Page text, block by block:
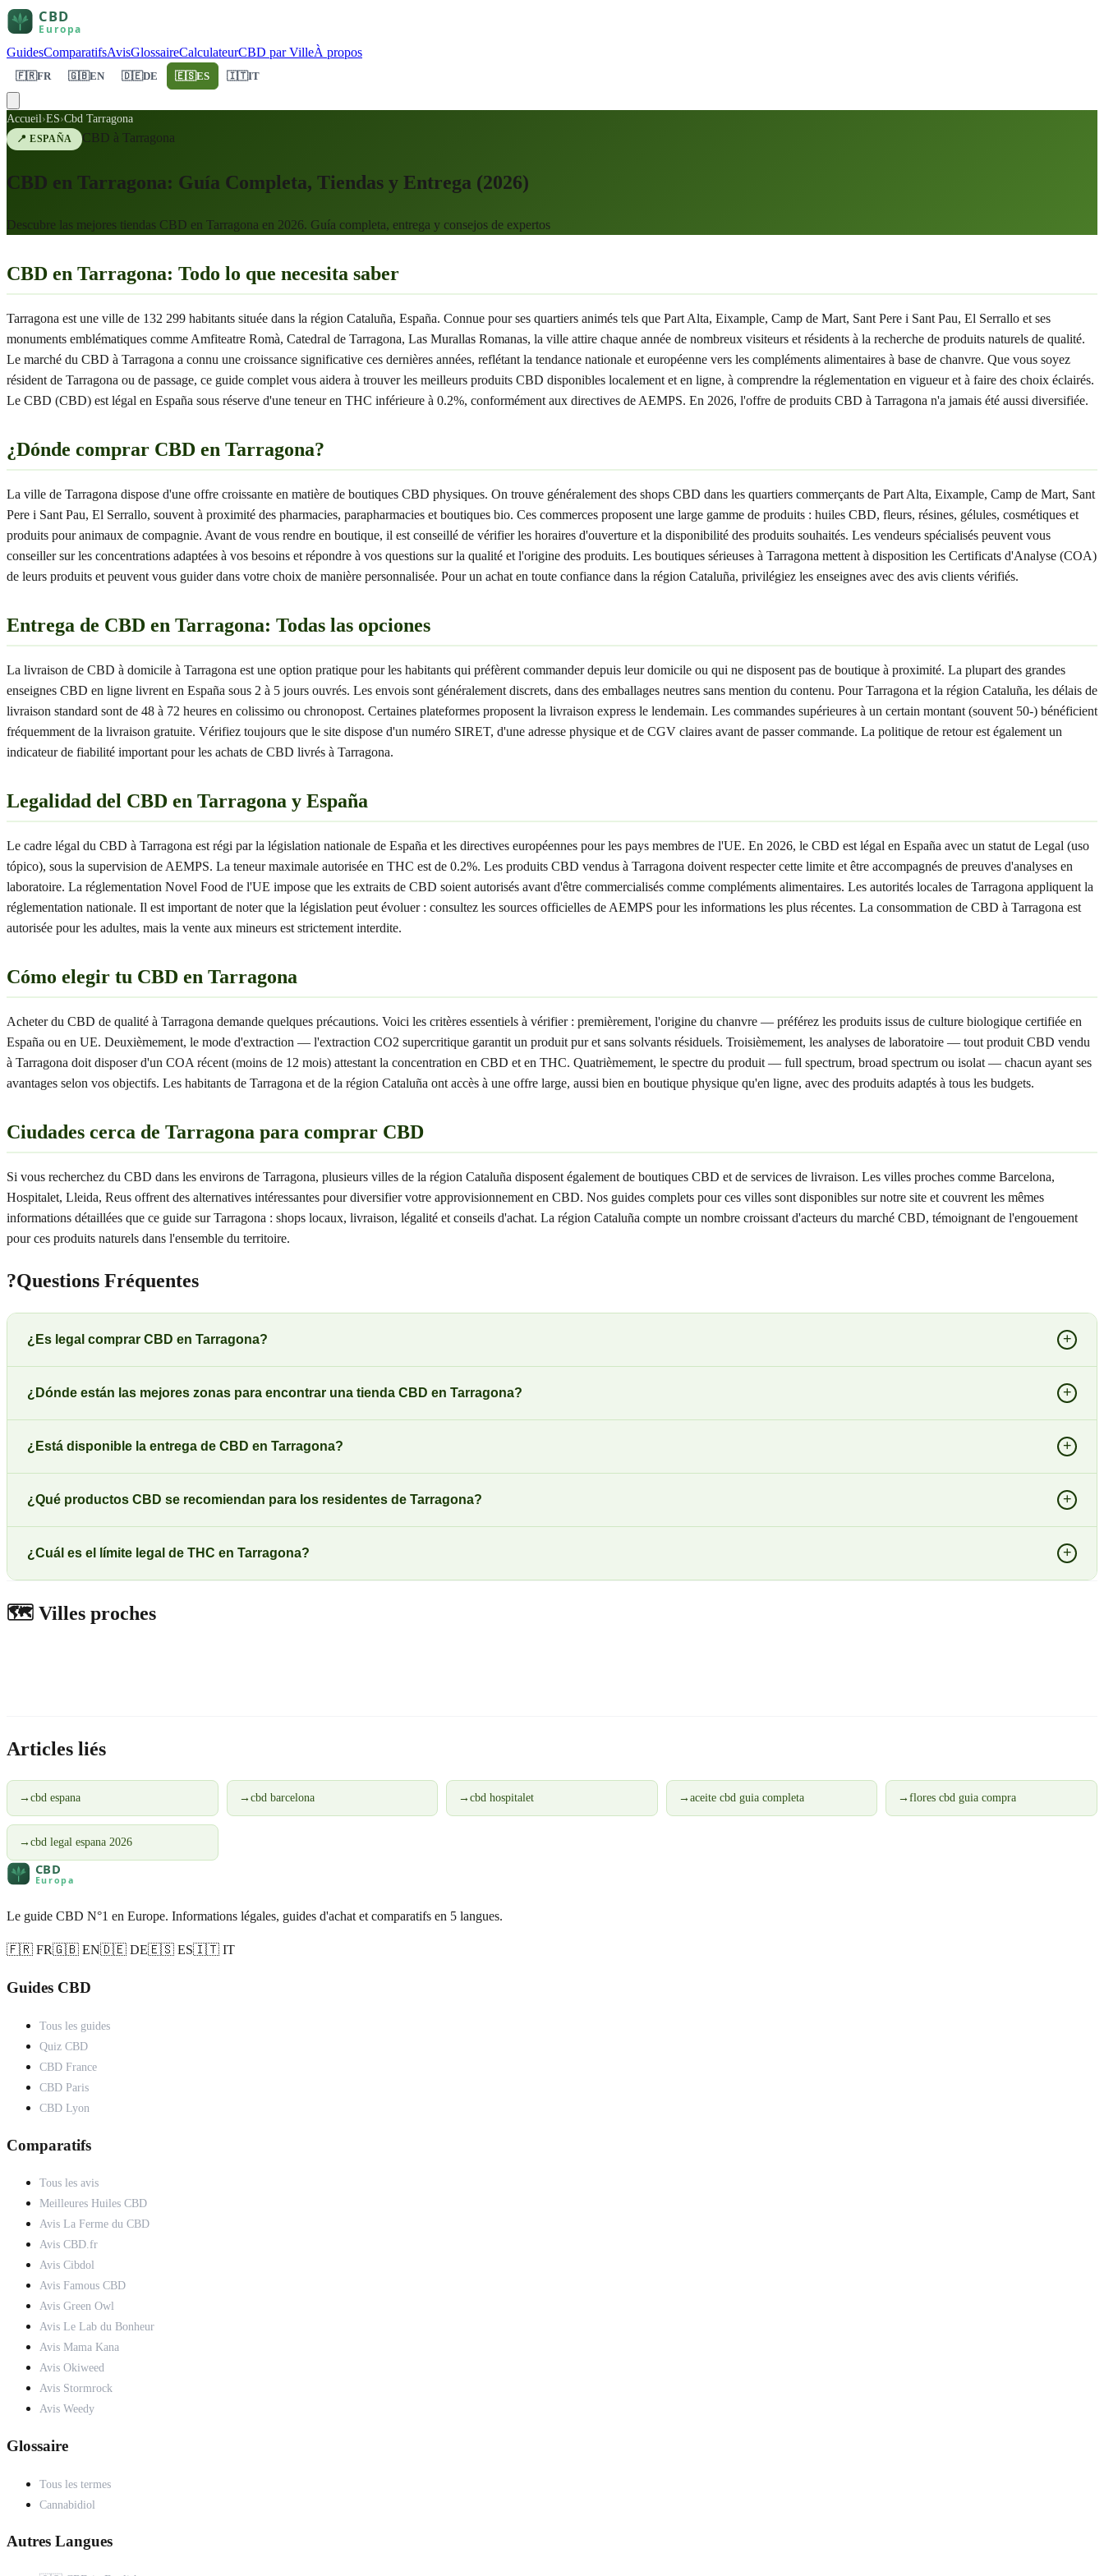
GuidesComparatifsAvisGlossaireCalculateurCBD par VilleÀ propos
🇫🇷FR 🇬🇧EN 🇩🇪DE 🇪🇸ES 🇮🇹IT
Accueil›ES›Cbd Tarragona
📍ESPAÑA CBD à Tarragona
CBD en Tarragona: Guía Completa, Tiendas y Entrega (2026)
Descubre las mejores tiendas CBD en Tarragona en 2026. Guía completa, entrega y consejos de expertos
CBD en Tarragona: Todo lo que necesita saber
Tarragona est une ville de 132 299 habitants située dans la région Cataluña, España. Connue pour ses quartiers animés tels que Part Alta, Eixample, Camp de Mart, Sant Pere i Sant Pau, El Serrallo et ses
monuments emblématiques comme Amfiteatre Romà, Catedral de Tarragona, Las Murallas Romanas, la ville attire chaque année de nombreux visiteurs et résidents à la recherche de produits naturels de qualité.
Le marché du CBD à Tarragona a connu une croissance significative ces dernières années, reflétant la tendance nationale et européenne vers les compléments alimentaires à base de chanvre. Que vous soyez
résident de Tarragona ou de passage, ce guide complet vous aidera à trouver les meilleurs produits CBD disponibles localement et en ligne, à comprendre la réglementation en vigueur et à faire des choix éclairés.
Le CBD (CBD) est légal en España sous réserve d'une teneur en THC inférieure à 0.2%, conformément aux directives de AEMPS. En 2026, l'offre de produits CBD à Tarragona n'a jamais été aussi diversifiée.
¿Dónde comprar CBD en Tarragona?
La ville de Tarragona dispose d'une offre croissante en matière de boutiques CBD physiques. On trouve généralement des shops CBD dans les quartiers commerçants de Part Alta, Eixample, Camp de Mart, Sant
Pere i Sant Pau, El Serrallo, souvent à proximité des pharmacies, parapharmacies et boutiques bio. Ces commerces proposent une large gamme de produits : huiles CBD, fleurs, résines, gélules, cosmétiques et
produits pour animaux de compagnie. Avant de vous rendre en boutique, il est conseillé de vérifier les horaires d'ouverture et la disponibilité des produits souhaités. Les vendeurs spécialisés peuvent vous
conseiller sur les concentrations adaptées à vos besoins et répondre à vos questions sur la qualité et l'origine des produits. Les boutiques sérieuses à Tarragona mettent à disposition les Certificats d'Analyse (COA)
de leurs produits et peuvent vous guider dans votre choix de manière personnalisée. Pour un achat en toute confiance dans la région Cataluña, privilégiez les enseignes avec des avis clients vérifiés.
Entrega de CBD en Tarragona: Todas las opciones
La livraison de CBD à domicile à Tarragona est une option pratique pour les habitants qui préfèrent commander depuis leur domicile ou qui ne disposent pas de boutique à proximité. La plupart des grandes
enseignes CBD en ligne livrent en España sous 2 à 5 jours ouvrés. Les envois sont généralement discrets, dans des emballages neutres sans mention du contenu. Pour Tarragona et la région Cataluña, les délais de
livraison standard sont de 48 à 72 heures en colissimo ou chronopost. Certaines plateformes proposent la livraison express le lendemain. Les commandes supérieures à un certain montant (souvent 50-) bénéficient
fréquemment de la livraison gratuite. Vérifiez toujours que le site dispose d'un numéro SIRET, d'une adresse physique et de CGV claires avant de passer commande. La politique de retour est également un
indicateur de fiabilité important pour les achats de CBD livrés à Tarragona.
Legalidad del CBD en Tarragona y España
Le cadre légal du CBD à Tarragona est régi par la législation nationale de España et les directives européennes pour les pays membres de l'UE. En 2026, le CBD est légal en España avec un statut de Legal (uso
tópico), sous la supervision de AEMPS. La teneur maximale autorisée en THC est de 0.2%. Les produits CBD vendus à Tarragona doivent respecter cette limite et être accompagnés de preuves d'analyses en
laboratoire. La réglementation Novel Food de l'UE impose que les extraits de CBD soient autorisés avant d'être commercialisés comme compléments alimentaires. Les autorités locales de Tarragona appliquent la
réglementation nationale. Il est important de noter que la législation peut évoluer : consultez les sources officielles de AEMPS pour les informations les plus récentes. La consommation de CBD à Tarragona est
autorisée pour les adultes, mais la vente aux mineurs est strictement interdite.
Cómo elegir tu CBD en Tarragona
Acheter du CBD de qualité à Tarragona demande quelques précautions. Voici les critères essentiels à vérifier : premièrement, l'origine du chanvre — préférez les produits issus de culture biologique certifiée en
España ou en UE. Deuxièmement, le mode d'extraction — l'extraction CO2 supercritique garantit un produit pur et sans solvants résiduels. Troisièmement, les analyses de laboratoire — tout produit CBD vendu
à Tarragona doit disposer d'un COA récent (moins de 12 mois) attestant la concentration en CBD et en THC. Quatrièmement, le spectre du produit — full spectrum, broad spectrum ou isolat — chacun ayant ses
avantages selon vos objectifs. Les habitants de Tarragona et de la région Cataluña ont accès à une offre large, aussi bien en boutique physique qu'en ligne, avec des produits adaptés à tous les budgets.
Ciudades cerca de Tarragona para comprar CBD
Si vous recherchez du CBD dans les environs de Tarragona, plusieurs villes de la région Cataluña disposent également de boutiques CBD et de services de livraison. Les villes proches comme Barcelona,
Hospitalet, Lleida, Reus offrent des alternatives intéressantes pour diversifier votre approvisionnement en CBD. Nos guides complets pour ces villes sont disponibles sur notre site et couvrent les mêmes
informations détaillées que ce guide sur Tarragona : shops locaux, livraison, légalité et conseils d'achat. La région Cataluña compte un nombre croissant d'acteurs du marché CBD, témoignant de l'engouement
pour ces produits naturels dans l'ensemble du territoire.
?Questions Fréquentes
¿Es legal comprar CBD en Tarragona? +
¿Dónde están las mejores zonas para encontrar una tienda CBD en Tarragona? +
¿Está disponible la entrega de CBD en Tarragona? +
¿Qué productos CBD se recomiendan para los residentes de Tarragona? +
¿Cuál es el límite legal de THC en Tarragona? +
🗺️ Villes proches
Articles liés
→ cbd espana → cbd barcelona →cbd hospitalet → aceite cbd guia completa →flores cbd guia compra
→ cbd legal espana 2026
Le guide CBD N°1 en Europe. Informations légales, guides d'achat et comparatifs en 5 langues.
🇫🇷 FR🇬🇧 EN🇩🇪 DE🇪🇸 ES🇮🇹 IT
Guides CBD
Tous les guides
Quiz CBD
CBD France
CBD Paris
CBD Lyon
Comparatifs
Tous les avis
Meilleures Huiles CBD
Avis La Ferme du CBD
Avis CBD.fr
Avis Cibdol
Avis Famous CBD
Avis Green Owl
Avis Le Lab du Bonheur
Avis Mama Kana
Avis Okiweed
Avis Stormrock
Avis Weedy
Glossaire
Tous les termes
Cannabidiol
Autres Langues